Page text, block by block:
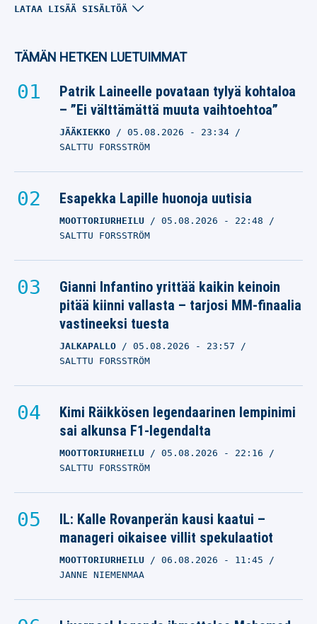
Rodri jättämässä
Barcelona kiilamassa
JALKAPALLO
06.08.2026- 14:02
Liverpool menetti jo
Mohamed Salahin – nyt
uhkaa lähteä toinenkin
hyökkääjä
JALKAPALLO
Antti Boman jätti
ennätysuran Liigassa –
nyt hän paljastaa uuden
roolinsa
JÄÄKIEKKO
JANNE NIEMENMAA
Liverpool-legenda
ihmettelee Mohamed
Salahin ratkaisua –
”yksinkertaisesti
parempi pelaaja kuin
tämä”
06.08.2026
LATAA LISÄÄ SISÄLTÖÄ
TÄMÄN HETKEN LUETUIMMAT
Patrik Laineelle povataan tylyä kohtaloa
– ”Ei välttämättä muuta vaihtoehtoa”
JÄÄKIEKKO 05.08.2026 - 23:34
SALTTU FORSSTRÖM
Esapekka Lapille huonoja uutisia
MOOTTORIURHEILU 05.08.2026 - 22:48
SALTTU FORSSTRÖM
Gianni Infantino yrittää kaikin keinoin
pitää kiinni vallasta – tarjosi MM-finaalia
vastineeksi tuesta
JALKAPALLO 05.08.2026 - 23:57
SALTTU FORSSTRÖM
Kimi Räikkösen legendaarinen lempinimi
sai alkunsa F1-legendalta
MOOTTORIURHEILU 05.08.2026 - 22:16
SALTTU FORSSTRÖM
IL: Kalle Rovanperän kausi kaatui –
manageri oikaisee villit spekulaatiot
MOOTTORIURHEILU 06.08.2026 - 11:45
JANNE NIEMENMAA